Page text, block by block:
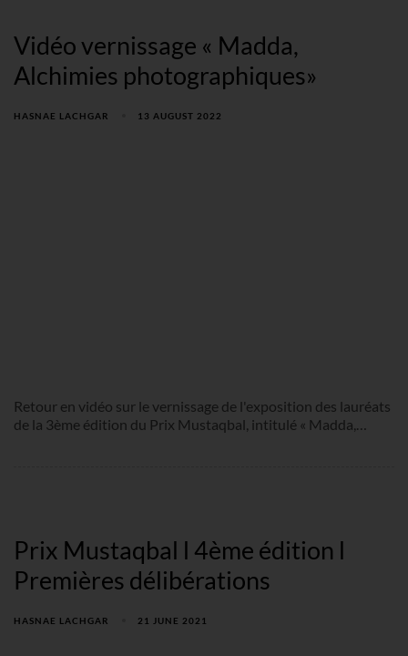
Vidéo vernissage « Madda,
Alchimies photographiques»
HASNAE LACHGAR 13 AUGUST 2022
Retour en vidéo sur le vernissage de l'exposition des lauréats
de la 3ème édition du Prix Mustaqbal, intitulé « Madda,…
Prix Mustaqbal l 4ème édition l
Premières délibérations
HASNAE LACHGAR 21 JUNE 2021